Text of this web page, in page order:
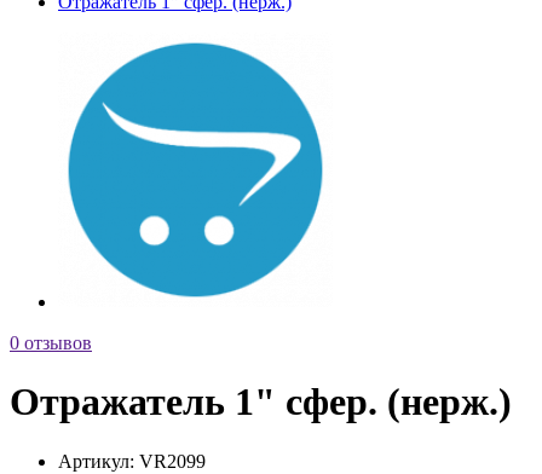
0 отзывов
Отражатель 1" сфер. (нерж.)
Артикул: VR2099